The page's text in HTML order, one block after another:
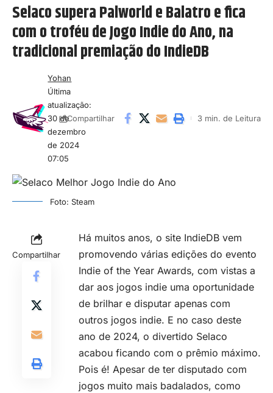
Selaco supera Palworld e Balatro e fica
com o troféu de Jogo Indie do Ano, na
tradicional premiação do IndieDB
Última
atualização:
30 de
dezembro
de 2024
07:05
Yohan
Compartilhar 3 min. de Leitura
Foto: Steam
Compartilhar
Há muitos anos, o site IndieDB vem
promovendo várias edições do evento
Indie of the Year Awards, com vistas a
dar aos jogos indie uma oportunidade
de brilhar e disputar apenas com
outros jogos indie. E no caso deste
ano de 2024, o divertido Selaco
acabou ficando com o prêmio máximo.
Pois é! Apesar de ter disputado com
jogos muito mais badalados, como